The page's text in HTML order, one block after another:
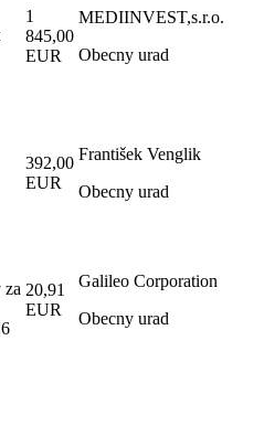
1
845,00
EUR
MEDIINVEST,s.r.o.
Obecny urad
392,00
EUR
František Venglik
Obecny urad
za 20,91
EUR
Galileo Corporation
Obecny urad